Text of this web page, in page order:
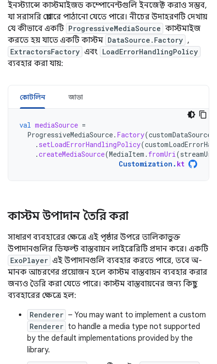
ইনস্ট্যান্সে কাস্টমাইজড কম্পোনেন্টগুলি ইনজেক্ট করাও সম্ভব,
যা সরাসরি প্লেয়ারে পাঠানো যেতে পারে। নীচের উদাহরণটি দেখায়
যে কীভাবে একটি ProgressiveMediaSource কাস্টমাইজ
করতে হয় যাতে একটি কাস্টম DataSource.Factory ,
ExtractorsFactory এবং LoadErrorHandlingPolicy
ব্যবহার করা যায়:
কোটলিন জাভা
val mediaSource =
ProgressiveMediaSource. Factory(
. setLoadErrorHandlingPolicy(
.createMediaSource(MediaItem . fromUri(streamUri
Customization . kt
কাস্টম উপাদান তৈরি করা
সাধারণ ব্যবহারের ক্ষেত্রে এই পৃষ্ঠার উপরে তালিকাভুক্ত
উপাদানগুলির ডিফল্ট বাস্তবায়ন লাইব্রেরিটি প্রদান করে। একটি
ExoPlayer এই উপাদানগুলি ব্যবহার করতে পারে, তবে অ-
মানক আচরণের প্রয়োজন হলে কাস্টম বাস্তবায়ন ব্যবহার করার
জন্যও তৈরি করা যেতে পারে। কাস্টম বাস্তবায়নের জন্য কিছু
ব্যবহারের ক্ষেত্রে হল:
Renderer – You may want to implement a custom
Renderer to handle a media type not supported
by the default implementations provided by the
library.